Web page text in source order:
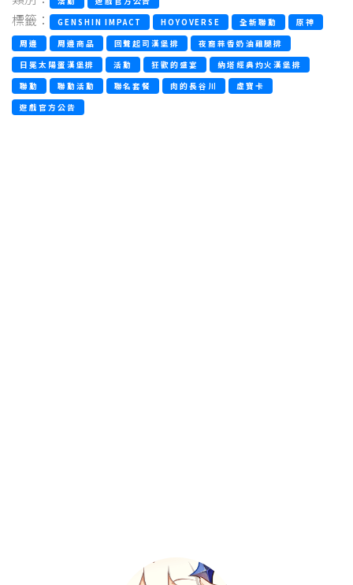
標籤： GENSHIN IMPACT HOYOVERSE 全新聯動
原神
周邊
周邊商品 回聲起司漢堡排
夜裔蒜香奶油雞腿排
日冕太陽蛋漢堡排
活動 狂歡的盛宴
納塔經典灼火漢堡排
聯動
聯動活動 聯名套餐 肉的長谷川
虛寶卡
遊戲官方公告